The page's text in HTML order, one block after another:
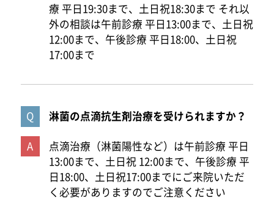
療 平日19:30まで、土日祝18:30まで それ以
外の相談は午前診療 平日13:00まで、土日祝
12:00まで、午後診療 平日18:00、土日祝
17:00まで
淋菌の点滴抗生剤治療を受けられますか？
点滴治療（淋菌陽性など）は午前診療 平日
13:00まで、土日祝 12:00まで、午後診療 平
日18:00、土日祝17:00までにご来院いただ
く必要がありますのでご注意ください